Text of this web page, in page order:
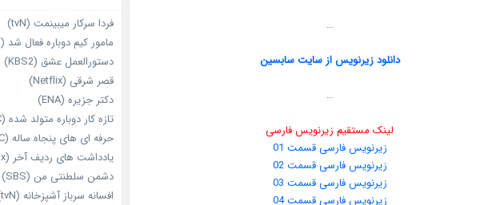
…
دانلود زیرنویس از سایت سابسین
…
لینک مستقیم زیرنویس فارسی
زیرنویس فارسی قسمت 01
زیرنویس فارسی قسمت 02
زیرنویس فارسی قسمت 03
زیرنویس فارسی قسمت 04
فردا سرکار میبینمت (tvN)
مامور کیم دوباره فعال شد (SBS)
دستورالعمل عشق (KBS2)
قصر شرقی (Netflix)
دکتر جزیره (ENA)
تازه‌ کار دوباره‌ متولد شده (jTBC)
حرفه‌ ای‌ های پنجاه‌ ساله (MBC)
یادداشت‌ های ردیف آخر (Netflix)
دشمن سلطنتی من (SBS)
افسانه سرباز آشپزخانه (tvN)